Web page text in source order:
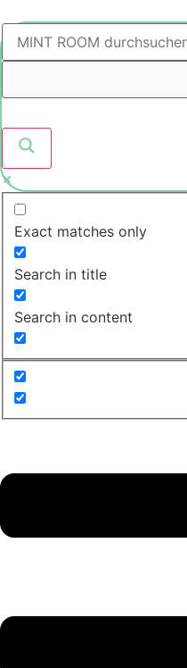
Inhalt
springen
Exact matches only
Search in title
Search in content